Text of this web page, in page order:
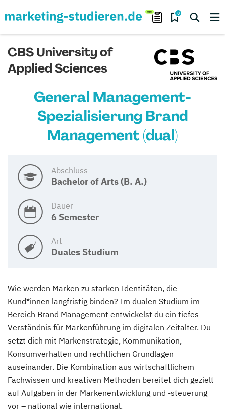
0
CBS University of
Applied Sciences
General Management-
Spezialisierung Brand
Management (dual)
Abschluss
Bachelor of Arts (B. A.)
Dauer
6 Semester
Art
Duales Studium
Wie werden Marken zu starken Identitäten, die
Kund*innen langfristig binden? Im dualen Studium im
Bereich Brand Management entwickelst du ein tiefes
Verständnis für Markenführung im digitalen Zeitalter. Du
setzt dich mit Markenstrategie, Kommunikation,
Konsumverhalten und rechtlichen Grundlagen
auseinander. Die Kombination aus wirtschaftlichem
Fachwissen und kreativen Methoden bereitet dich gezielt
auf Aufgaben in der Markenentwicklung und -steuerung
vor – national wie international.